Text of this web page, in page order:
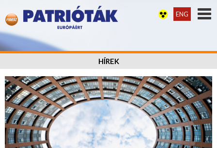
ENG
HÍREK